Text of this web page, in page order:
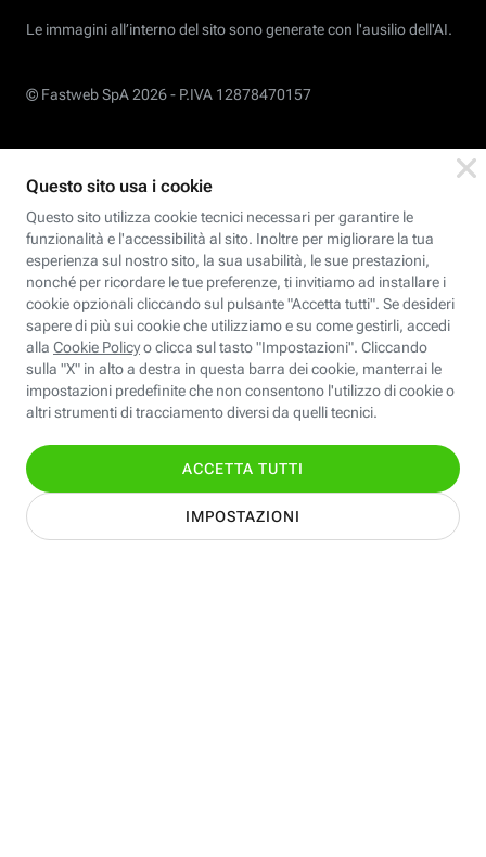
Le immagini all’interno del sito sono generate con l'ausilio dell'AI.
© Fastweb SpA 2026 - P.IVA 12878470157